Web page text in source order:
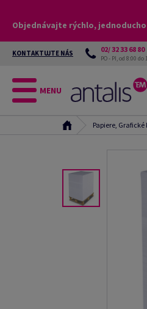
Objednávajte rýchlo,
KONTAKTUJTE NÁS 02/ 32 33 68 80
PO - PI, od 8:00 do
MENU
Papiere,